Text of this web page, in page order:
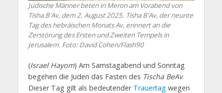
Jüdische Männer beten in Meron am Vorabend von
Tisha B'Av, dem 2. August 2025. Tisha B'Av, der neunte
Tag des hebräischen Monats Av, erinnert an die
Zerstörung des Ersten und Zweiten Tempels in
Jerusalem. Foto: David Cohen/Flash90
(Israel Hayom) Am Samstagabend und Sonntag
begehen die Juden das Fasten des Tischa BeAv.
Dieser Tag gilt als bedeutender Trauertagwegen